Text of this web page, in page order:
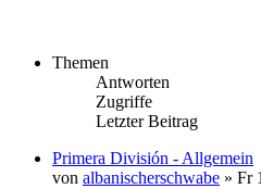
Themen
Antworten
Zugriffe
Letzter Beitrag
Primera División - Allgemein
von albanischerschwabe » Fr